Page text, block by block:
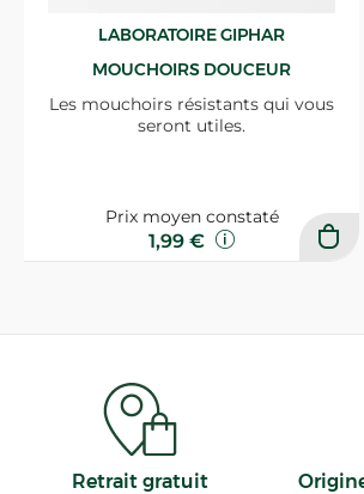
LABORATOIRE GIPHAR
MOUCHOIRS DOUCEUR
Les mouchoirs résistants qui vous
seront utiles.
Prix moyen constaté
1,99 €
Retrait gratuit